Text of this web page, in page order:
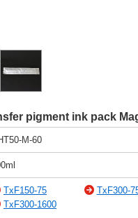
pigment ink pack
M-60
TxF150-75
TxF300-
TxF300-1600